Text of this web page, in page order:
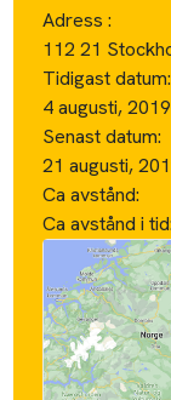
Adress :
112 21
Tidigast datum:
4 augusti, 2019
Senast datum:
21 augusti,
Ca avstånd:
Ca avstånd i tid: